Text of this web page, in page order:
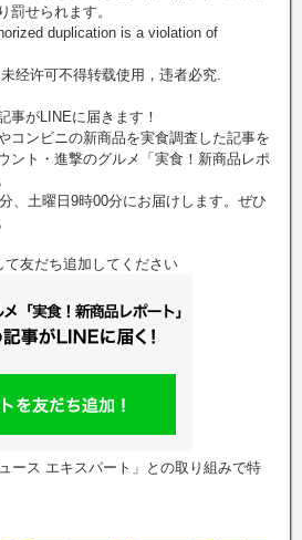
罰せられます。
duplication is a violation of
经许可不得转载使用，违者必究.
事がLINEに届きます！
コンビニの新商品を実食調査した記事を
ント・進撃のグルメ「実食！新商品レポ
、土曜日9時00分にお届けします。ぜひ
友だち追加してください
ース エキスパート」との取り組みで特